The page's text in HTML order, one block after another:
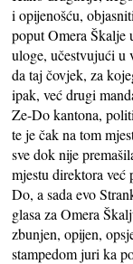
i opijenošću,
poput Omera Škalje
uloge, učestvujući u
da taj čovjek, za
ipak, već drugi
Ze-Do kantona,
te je čak na tom
sve dok nije
mjestu direktora
Do, a sada evo
glasa za Omera
zbunjen, opijen,
stampedom juri ka